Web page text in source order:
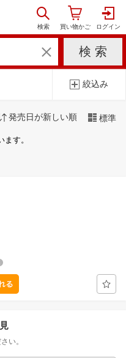
絞込み
発売日が新しい順 標準
す。
い。